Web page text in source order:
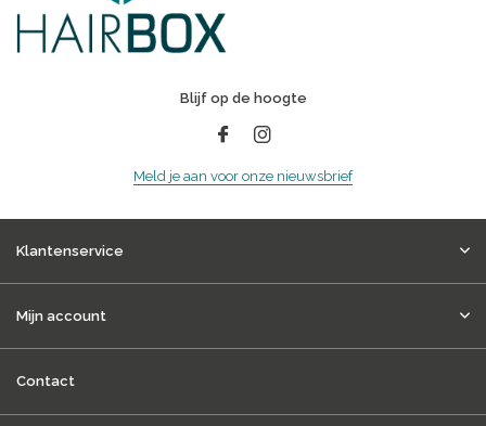
Blijf op de hoogte
Meld je aan voor onze nieuwsbrief
Klantenservice
Mijn account
Contact